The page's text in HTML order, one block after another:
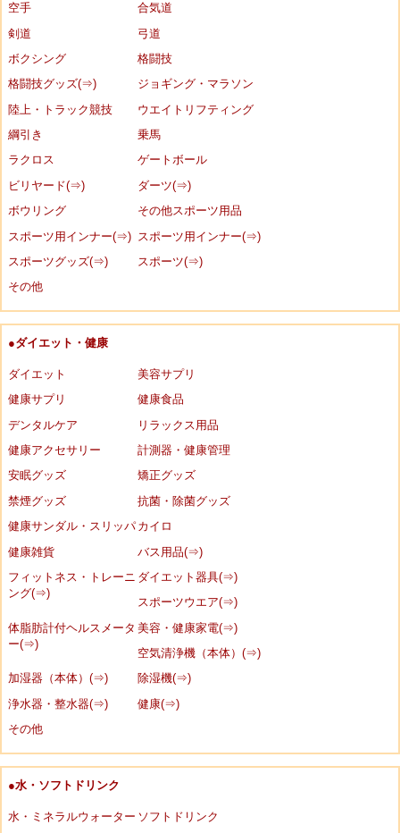
空手
合気道
剣道
弓道
ボクシング
格闘技
格闘技グッズ(⇒)
ジョギング・マラソン
陸上・トラック競技
ウエイトリフティング
綱引き
乗馬
ラクロス
ゲートボール
ビリヤード(⇒)
ダーツ(⇒)
ボウリング
その他スポーツ用品
スポーツ用インナー(⇒)
スポーツ用インナー(⇒)
スポーツグッズ(⇒)
スポーツ(⇒)
その他
●ダイエット・健康
ダイエット
美容サプリ
健康サプリ
健康食品
デンタルケア
リラックス用品
健康アクセサリー
計測器・健康管理
安眠グッズ
矯正グッズ
禁煙グッズ
抗菌・除菌グッズ
健康サンダル・スリッパ カイロ
健康雑貨
バス用品(⇒)
フィットネス・トレーニ
ング(⇒)
ダイエット器具(⇒)
スポーツウエア(⇒)
体脂肪計付ヘルスメータ
ー(⇒)
美容・健康家電(⇒)
空気清浄機（本体）(⇒)
加湿器（本体）(⇒)
除湿機(⇒)
浄水器・整水器(⇒)
健康(⇒)
その他
●水・ソフトドリンク
水・ミネラルウォーター ソフトドリンク